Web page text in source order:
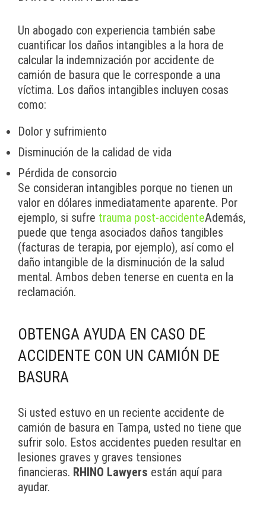
Un abogado con experiencia también sabe
cuantificar los daños intangibles a la hora de
calcular la indemnización por accidente de
camión de basura que le corresponde a una
víctima. Los daños intangibles incluyen cosas
como:
Dolor y sufrimiento
Disminución de la calidad de vida
Pérdida de consorcio
Se consideran intangibles porque no tienen un
valor en dólares inmediatamente aparente. Por
ejemplo, si sufre trauma post-accidenteAdemás,
puede que tenga asociados daños tangibles
(facturas de terapia, por ejemplo), así como el
daño intangible de la disminución de la salud
mental. Ambos deben tenerse en cuenta en la
reclamación.
OBTENGA AYUDA EN CASO DE
ACCIDENTE CON UN CAMIÓN DE
BASURA
Si usted estuvo en un reciente accidente de
camión de basura en Tampa, usted no tiene que
sufrir solo. Estos accidentes pueden resultar en
lesiones graves y graves tensiones
financieras. RHINO Lawyers están aquí para
ayudar.